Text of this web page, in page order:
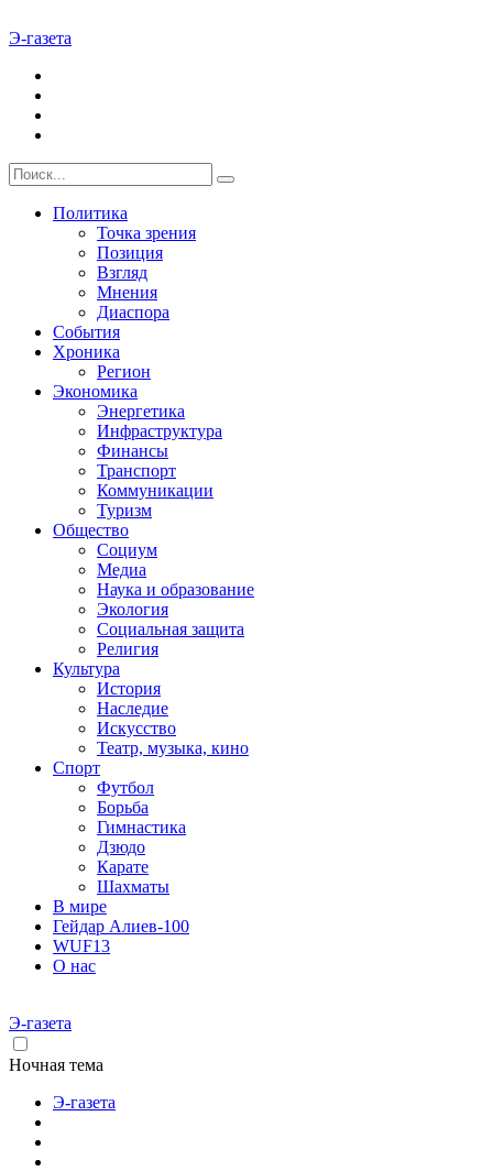
Э-газета
Политика
Точка зрения
Позиция
Взгляд
Мнения
Диаспора
События
Хроника
Регион
Экономика
Энергетика
Инфраструктура
Финансы
Транспорт
Коммуникации
Туризм
Общество
Социум
Медиа
Наука и образование
Экология
Социальная защита
Религия
Культура
История
Наследие
Искусство
Театр, музыка, кино
Спорт
Футбол
Борьба
Гимнастика
Дзюдо
Карате
Шахматы
В мире
Гейдар Алиев-100
WUF13
О нас
Э-газета
Ночная тема
Э-газета